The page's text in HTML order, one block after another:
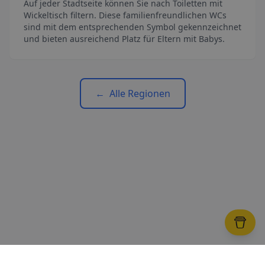
Auf jeder Stadtseite können Sie nach Toiletten mit
Wickeltisch filtern. Diese familienfreundlichen WCs
sind mit dem entsprechenden Symbol gekennzeichnet
und bieten ausreichend Platz für Eltern mit Babys.
← Alle Regionen